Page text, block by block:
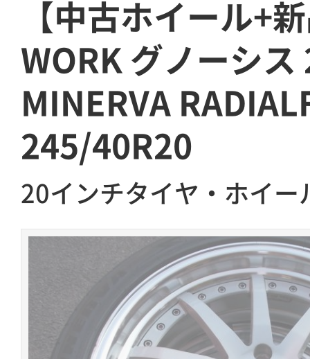
【中古ホイール+
WORK グノーシ
MINERVA
245/40R20
20インチタイヤ・ホイー